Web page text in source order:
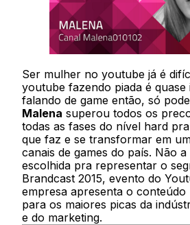
Ser mulher no youtube já é
youtube fazendo piada é quase
falando de game então, só
Malena superou todos os
todas as fases do nível hard
que faz e se transformar em
canais de games do país. Não
escolhida pra representar o
Brandcast 2015, evento do
empresa apresenta o conteúdo
para os maiores picas da
e do marketing.